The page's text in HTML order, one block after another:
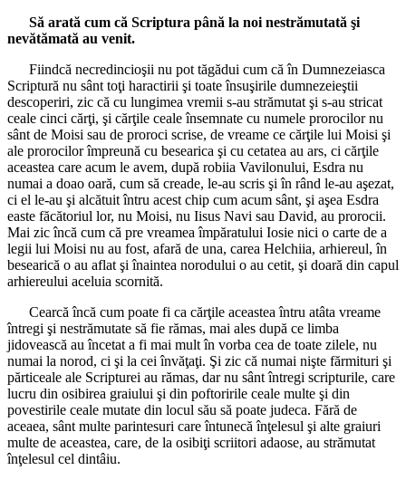
Să arată cum că Scriptura până la noi nestrămutată şi
nevătămată au venit.
Fiindcă necredincioşii nu pot tăgădui cum că în Dumnezeiasca
Scriptură nu sânt toţi haractirii şi toate însuşirile dumnezeieştii
descoperiri, zic că cu lungimea vremii s-au strămutat şi s-au stricat
ceale cinci cărţi, şi cărţile ceale însemnate cu numele prorocilor nu
sânt de Moisi sau de proroci scrise, de vreame ce cărţile lui Moisi şi
ale prorocilor împreună cu besearica şi cu cetatea au ars, ci cărţile
aceastea care acum le avem, după robiia Vavilonului, Esdra nu
numai a doao oară, cum să creade, le-au scris şi în rând le-au aşezat,
ci el le-au şi alcătuit întru acest chip cum acum sânt, şi aşea Esdra
easte făcătoriul lor, nu Moisi, nu Iisus Navi sau David, au prorocii.
Mai zic încă cum că pre vreamea împăratului Iosie nici o carte de a
legii lui Moisi nu au fost, afară de una, carea Helchiia, arhiereul, în
besearică o au aflat şi înaintea norodului o au cetit, şi doară din capul
arhiereului aceluia scornită.
Cearcă încă cum poate fi ca cărţile aceastea întru atâta vreame
întregi şi nestrămutate să fie rămas, mai ales după ce limba
jidovească au încetat a fi mai mult în vorba cea de toate zilele, nu
numai la norod, ci şi la cei învăţaţi. Şi zic că numai nişte fărmituri şi
părticeale ale Scripturei au rămas, dar nu sânt întregi scripturile, care
lucru din osibirea graiului şi din poftoririle ceale multe şi din
povestirile ceale mutate din locul său să poate judeca. Fără de
aceaea, sânt multe parintesuri care întunecă înţelesul şi alte graiuri
multe de aceastea, care, de la osibiţi scriitori adaose, au strămutat
înţelesul cel dintâiu.